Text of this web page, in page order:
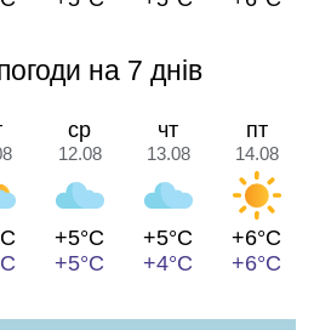
на 7 днів
ср
12.08
+5°C
+5°C
чт
13.08
+5°C
+4°C
пт
14.08
+6°C
+6°C